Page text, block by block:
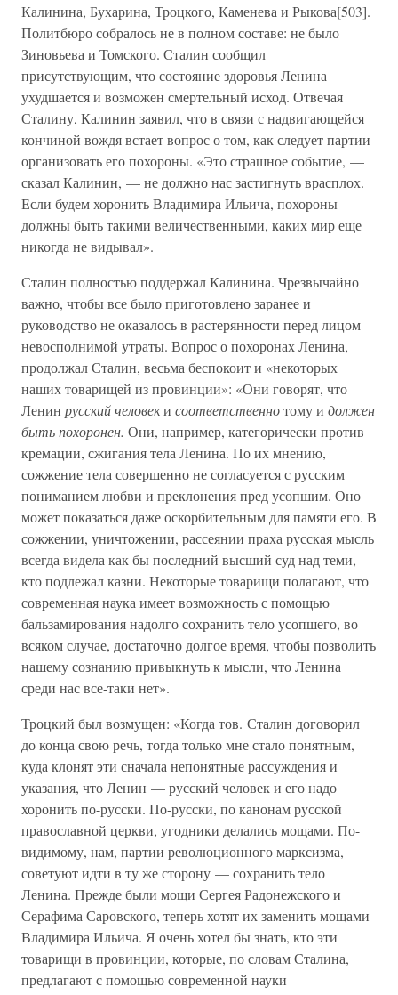
Калинина, Бухарина, Троцкого, Каменева и Рыкова[503].
Политбюро собралось не в полном составе: не было
Зиновьева и Томского. Сталин сообщил
присутствующим, что состояние здоровья Ленина
ухудшается и возможен смертельный исход. Отвечая
Сталину, Калинин заявил, что в связи с надвигающейся
кончиной вождя встает вопрос о том, как следует партии
организовать его похороны. «Это страшное событие, —
сказал Калинин, — не должно нас застигнуть врасплох.
Если будем хоронить Владимира Ильича, похороны
должны быть такими величественными, каких мир еще
никогда не видывал».
Сталин полностью поддержал Калинина. Чрезвычайно
важно, чтобы все было приготовлено заранее и
руководство не оказалось в растерянности перед лицом
невосполнимой утраты. Вопрос о похоронах Ленина,
продолжал Сталин, весьма беспокоит и «некоторых
наших товарищей из провинции»: «Они говорят, что
Ленин русский человеки соответственнотому и должен
быть похоронен. Они, например, категорически против
кремации, сжигания тела Ленина. По их мнению,
сожжение тела совершенно не согласуется с русским
пониманием любви и преклонения пред усопшим. Оно
может показаться даже оскорбительным для памяти его. В
сожжении, уничтожении, рассеянии праха русская мысль
всегда видела как бы последний высший суд над теми,
кто подлежал казни. Некоторые товарищи полагают, что
современная наука имеет возможность с помощью
бальзамирования надолго сохранить тело усопшего, во
всяком случае, достаточно долгое время, чтобы позволить
нашему сознанию привыкнуть к мысли, что Ленина
среди нас все-таки нет».
Троцкий был возмущен: «Когда тов. Сталин договорил
до конца свою речь, тогда только мне стало понятным,
куда клонят эти сначала непонятные рассуждения и
указания, что Ленин — русский человек и его надо
хоронить по-русски. По-русски, по канонам русской
православной церкви, угодники делались мощами. По-
видимому, нам, партии революционного марксизма,
советуют идти в ту же сторону — сохранить тело
Ленина. Прежде были мощи Сергея Радонежского и
Серафима Саровского, теперь хотят их заменить мощами
Владимира Ильича. Я очень хотел бы знать, кто эти
товарищи в провинции, которые, по словам Сталина,
предлагают с помощью современной науки